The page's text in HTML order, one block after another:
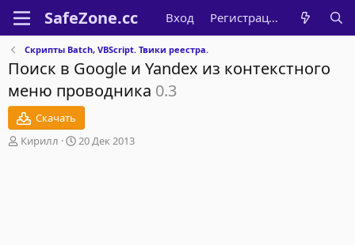
Вход Регистрация
Скрипты Batch, VBScript. Твики реестра.
Поиск в Google и Yandex из контекстного
меню проводника 0.3
Скачать
А
Кирилл
Д
20 Дек 2013